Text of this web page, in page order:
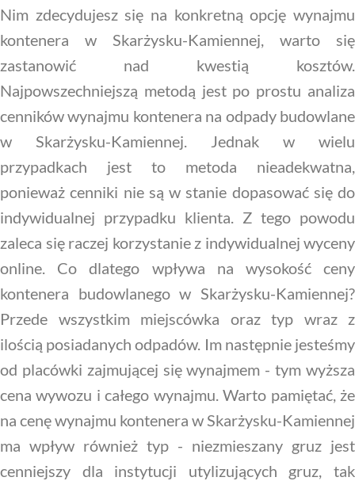
Nim zdecydujesz się na konkretną opcję wynajmu
kontenera w Skarżysku-Kamiennej, warto się
zastanowić nad kwestią kosztów.
Najpowszechniejszą metodą jest po prostu analiza
cenników wynajmu kontenera na odpady budowlane
w Skarżysku-Kamiennej. Jednak w wielu
przypadkach jest to metoda nieadekwatna,
ponieważ cenniki nie są w stanie dopasować się do
indywidualnej przypadku klienta. Z tego powodu
zaleca się raczej korzystanie z indywidualnej wyceny
online. Co dlatego wpływa na wysokość ceny
kontenera budowlanego w Skarżysku-Kamiennej?
Przede wszystkim miejscówka oraz typ wraz z
ilością posiadanych odpadów. Im następnie jesteśmy
od placówki zajmującej się wynajmem - tym wyższa
cena wywozu i całego wynajmu. Warto pamiętać, że
na cenę wynajmu kontenera w Skarżysku-Kamiennej
ma wpływ również typ - niezmieszany gruz jest
cenniejszy dla instytucji utylizujących gruz, tak